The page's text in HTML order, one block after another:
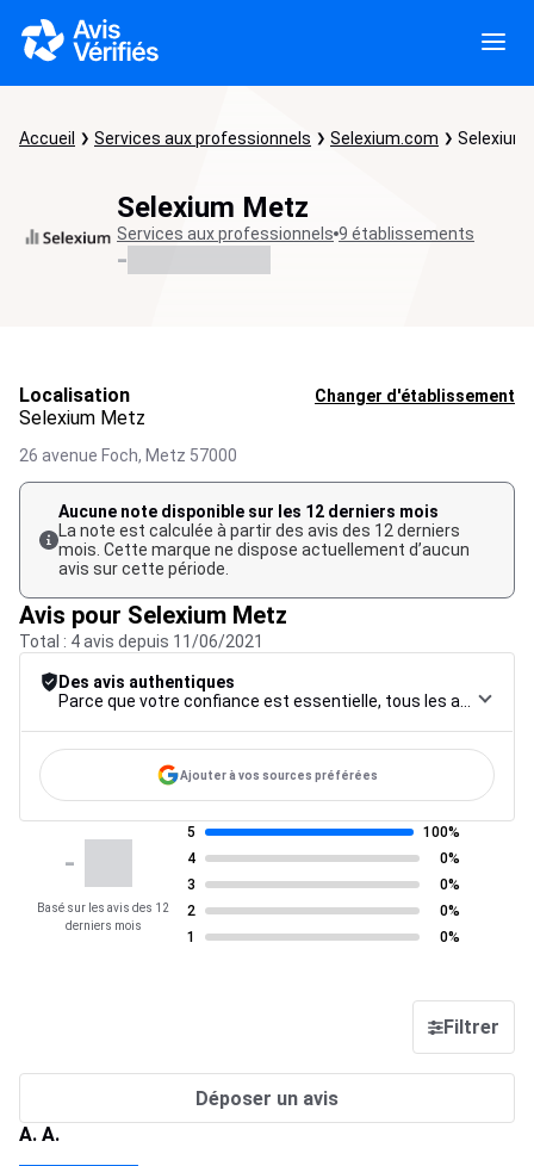
Accueil Services aux professionnels Selexium.com Selexium
Selexium Metz
Services aux professionnels 9 établissements
-
Localisation Changer d'établissement
Selexium Metz
26 avenue Foch, Metz 57000
Aucune note disponible sur les 12 derniers mois
La note est calculée à partir des avis des 12 derniers
mois. Cette marque ne dispose actuellement d’aucun
avis sur cette période.
Avis pour Selexium Metz
Total : 4 avis depuis 11/06/2021
Des avis authentiques
Ajouter à vos sources préférées
-
Basé sur les avis des 12
derniers mois
5
100%
4
0%
3
0%
2
0%
1
0%
Filtrer
Déposer un avis
A. A.